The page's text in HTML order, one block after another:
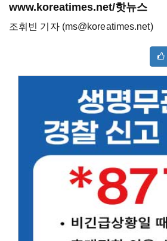
www.koreatimes.net/핫뉴스
조휘빈 기자 (ms@koreatimes.net)